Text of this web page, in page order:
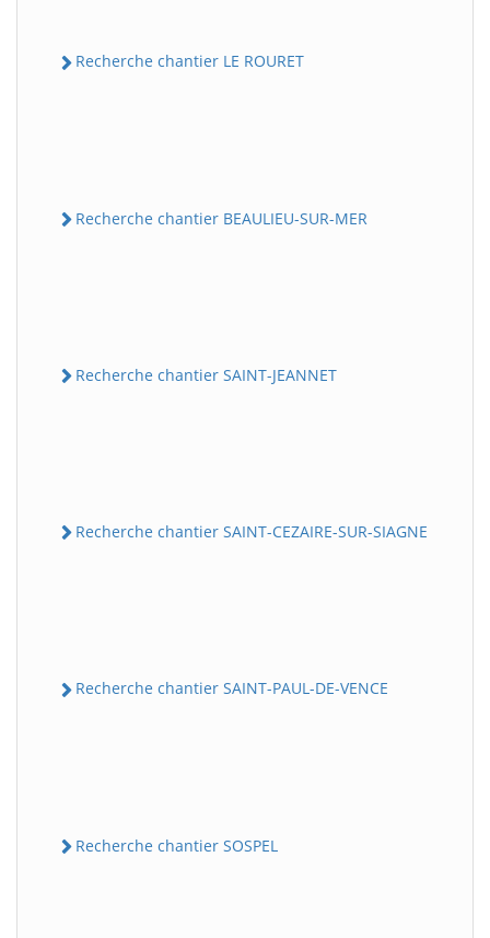
Recherche chantier LE ROURET
Recherche chantier BEAULIEU-SUR-MER
Recherche chantier SAINT-JEANNET
Recherche chantier SAINT-CEZAIRE-SUR-SIAGNE
Recherche chantier SAINT-PAUL-DE-VENCE
Recherche chantier SOSPEL